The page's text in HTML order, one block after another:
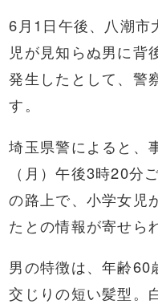
6月1日午後、八潮市
児が見知らぬ男に背
発生したとして、警
す。
埼玉県警によると、
（月）午後3時20分
の路上で、小学女児
たとの情報が寄せら
男の特徴は、年齢60
交じりの短い髪型。